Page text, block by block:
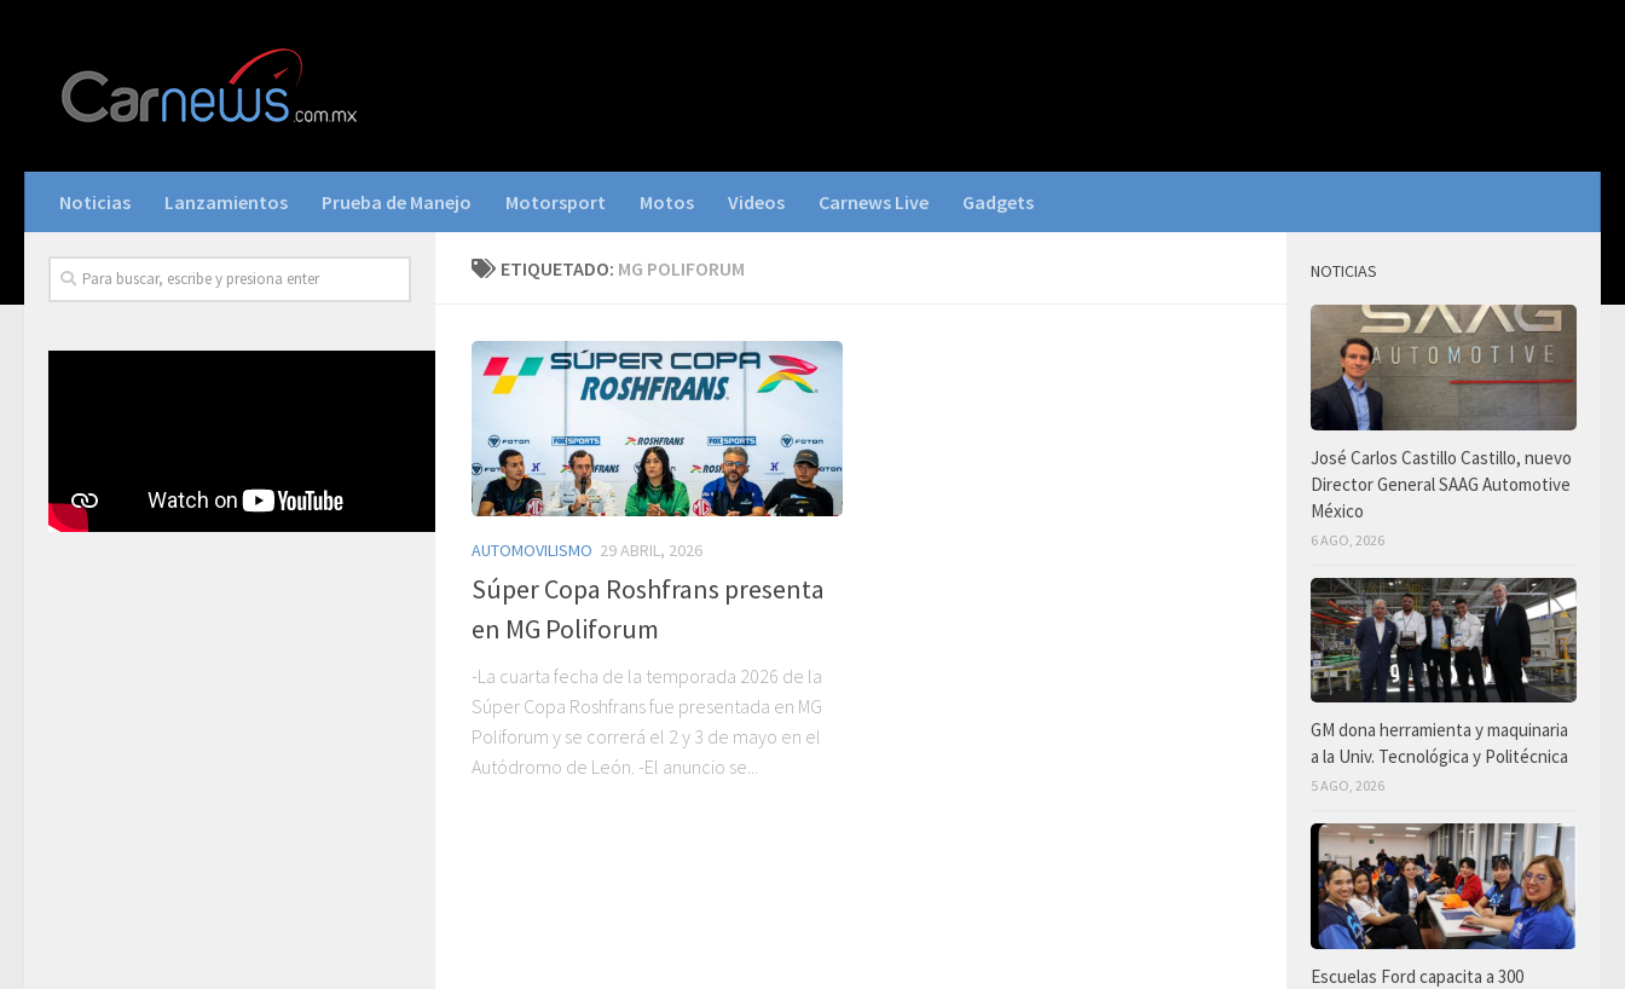
Noticias Lanzamientos Prueba de Manejo Motorsport Motos Videos Carnews Live Gadgets
ETIQUETADO: MG POLIFORUM
AUTOMOVILISMO 29 ABRIL, 2026
Súper Copa Roshfrans presenta
en MG Poliforum
-La cuarta fecha de la temporada 2026 de la
Súper Copa Roshfrans fue presentada en MG
Poliforum y se correrá el 2 y 3 de mayo en el
Autódromo de León. -El anuncio se...
NOTICIAS
José Carlos Castillo Castillo, nuevo
Director General SAAG Automotive
México
6 AGO, 2026
GM dona herramienta y maquinaria
a la Univ. Tecnológica y Politécnica
5 AGO, 2026
Escuelas Ford capacita a 300